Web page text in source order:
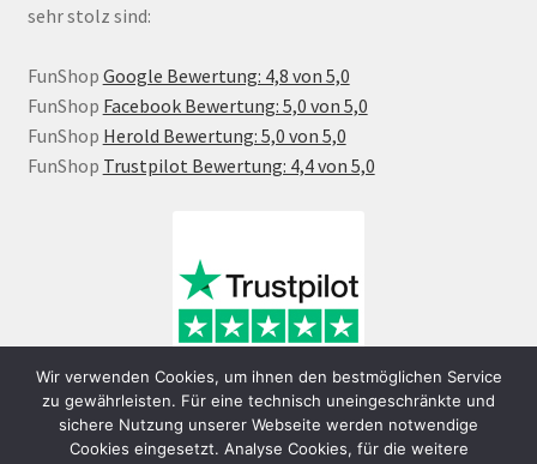
sehr stolz sind:
FunShop Google Bewertung: 4,8 von 5,0
FunShop Facebook Bewertung: 5,0 von 5,0
FunShop Herold Bewertung: 5,0 von 5,0
FunShop Trustpilot Bewertung: 4,4 von 5,0
Wir verwenden Cookies, um ihnen den bestmöglichen Service
zu gewährleisten. Für eine technisch uneingeschränkte und
sichere Nutzung unserer Webseite werden notwendige
Cookies eingesetzt. Analyse Cookies, für die weitere